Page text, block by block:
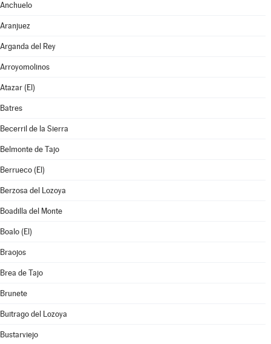
Anchuelo
Aranjuez
Arganda del Rey
Arroyomolinos
Atazar (El)
Batres
Becerril de la Sierra
Belmonte de Tajo
Berrueco (El)
Berzosa del Lozoya
Boadilla del Monte
Boalo (El)
Braojos
Brea de Tajo
Brunete
Buitrago del Lozoya
Bustarviejo